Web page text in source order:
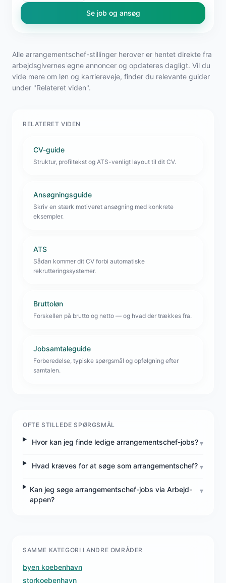
Se job og ansøg
Alle arrangementschef-stillinger herover er hentet direkte fra
arbejdsgivernes egne annoncer og opdateres dagligt. Vil du
vide mere om løn og karriereveje, finder du relevante guider
under "Relateret viden".
RELATERET VIDEN
CV-guide
Struktur, profiltekst og ATS-venligt layout til dit CV.
Ansøgningsguide
Skriv en stærk motiveret ansøgning med konkrete
eksempler.
ATS
Sådan kommer dit CV forbi automatiske
rekrutteringssystemer.
Bruttoløn
Forskellen på brutto og netto — og hvad der trækkes fra.
Jobsamtaleguide
Forberedelse, typiske spørgsmål og opfølgning efter
samtalen.
OFTE STILLEDE SPØRGSMÅL
Hvor kan jeg finde ledige arrangementschef-jobs?▾
Hvad kræves for at søge som arrangementschef? ▾
Kan jeg søge arrangementschef-jobs via Arbejd-
appen?
▾
SAMME KATEGORI I ANDRE OMRÅDER
byen koebenhavn
storkoebenhavn